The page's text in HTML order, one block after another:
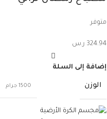
1500 غرام
متوفر
324.94 ر.س
إضافة إلى السلة
الوزن 1500 جرام